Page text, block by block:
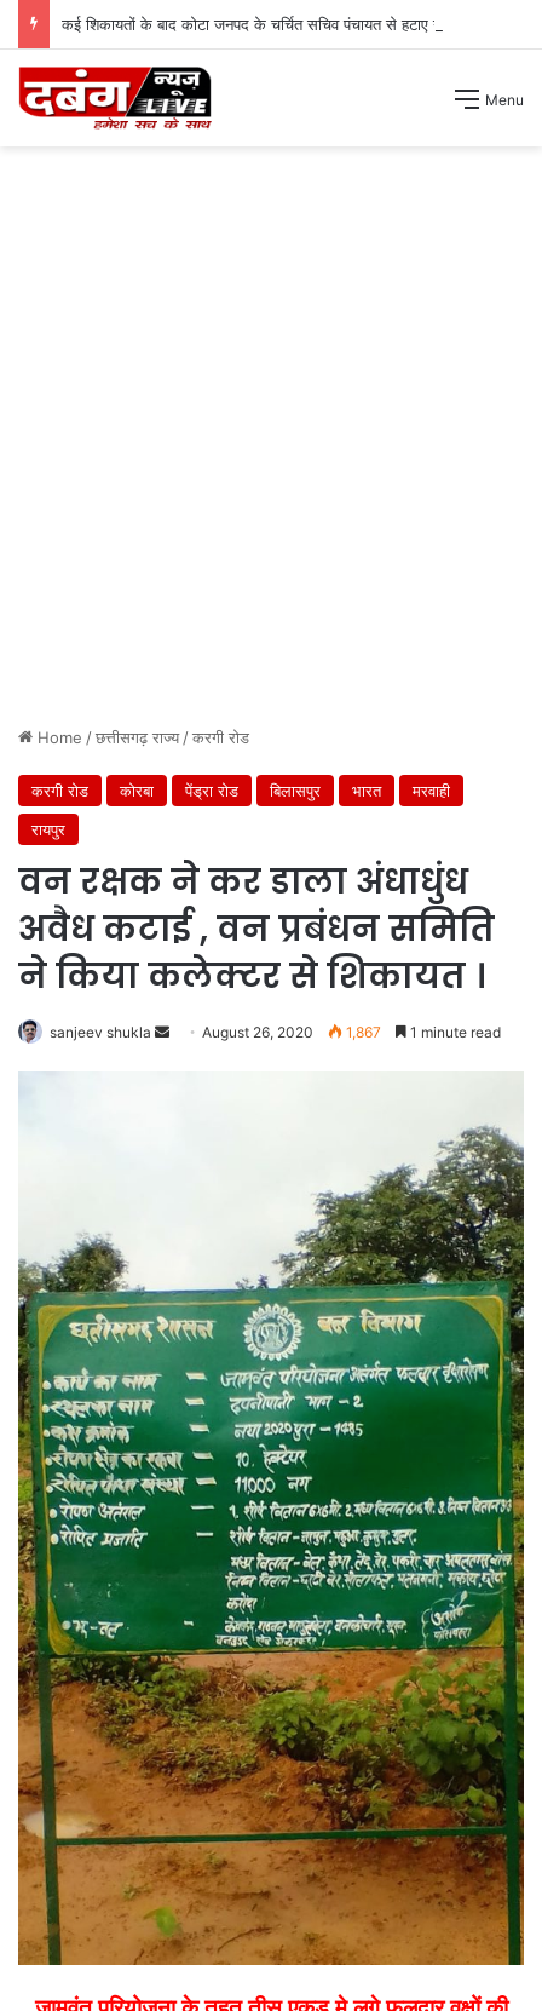
कई शिकायतों के बाद कोटा जनपद के चर्चित सचिव पंचायत से हटाए गए ।
Menu
Home /छत्तीसगढ़ राज्य/करगी रोड
करगी रोड कोरबा पेंड्रा रोड बिलासपुर भारत
मरवाही
रायपुर
वन रक्षक ने कर डाला अंधाधुंध
अवैध कटाई , वन प्रबंधन समिति
ने किया कलेक्टर से शिकायत ।
sanjeev shukla
SendAugust 26, 2020 1,867 1 minute read